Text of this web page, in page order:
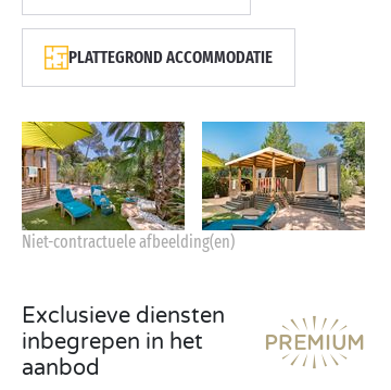
PLATTEGROND ACCOMMODATIE
Niet-contractuele afbeelding(en)
Exclusieve diensten
inbegrepen in het
aanbod